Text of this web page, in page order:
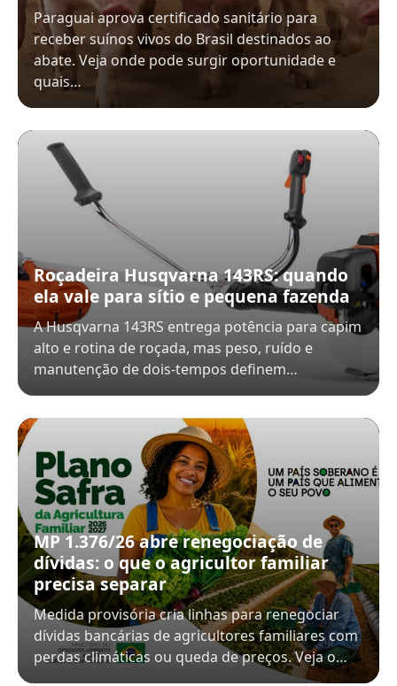
Paraguai aprova certificado sanitário para
receber suínos vivos do Brasil destinados ao
abate. Veja onde pode surgir oportunidade e
quais…
Roçadeira Husqvarna 143RS: quando
ela vale para sítio e pequena fazenda
A Husqvarna 143RS entrega potência para capim
alto e rotina de roçada, mas peso, ruído e
manutenção de dois-tempos definem…
MP 1.376/26 abre renegociação de
dívidas: o que o agricultor familiar
precisa separar
Medida provisória cria linhas para renegociar
dívidas bancárias de agricultores familiares com
perdas climáticas ou queda de preços. Veja o…